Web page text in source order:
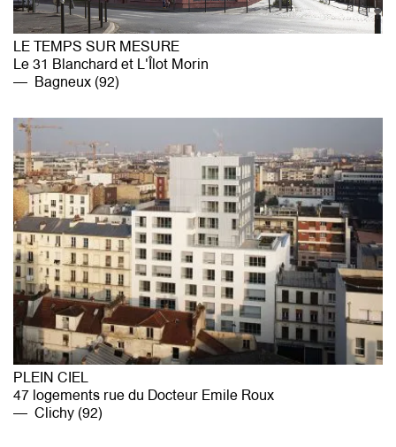
LE TEMPS SUR MESURE
Le 31 Blanchard et L'Îlot Morin
Bagneux (92)
PLEIN CIEL
47 logements rue du Docteur Emile Roux
Clichy (92)